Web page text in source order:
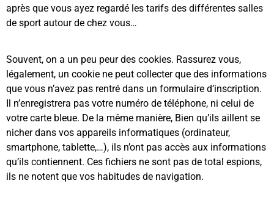
après que vous ayez regardé les tarifs des différentes salles
de sport autour de chez vous…
Souvent, on a un peu peur des cookies. Rassurez vous,
légalement, un cookie ne peut collecter que des informations
que vous n’avez pas rentré dans un formulaire d’inscription.
Il n’enregistrera pas votre numéro de téléphone, ni celui de
votre carte bleue. De la même manière, Bien qu’ils aillent se
nicher dans vos appareils informatiques (ordinateur,
smartphone, tablette,…), ils n’ont pas accès aux informations
qu’ils contiennent. Ces fichiers ne sont pas de total espions,
ils ne notent que vos habitudes de navigation.